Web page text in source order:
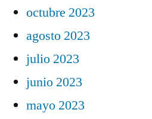
octubre 2023
agosto 2023
julio 2023
junio 2023
mayo 2023